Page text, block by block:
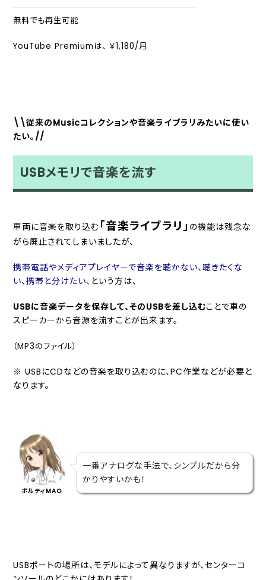
無料でも再生可能
YouTube Premiumは、 ￥1,180/月
\\従来のMusicコレクションや音楽ライブラリみたいに使い
たい。//
USBメモリで音楽を流す
車両に音楽を取り込む 「音楽ライブラリ」 の機能は残念な
がら廃止されてしまいましたが、
携帯電話やメディアプレイヤーで音楽を聴かない、聴きたくな
い、携帯と分けたい、 という方は、
USBに音楽データを保存して、そのUSBを差し込むことで車の
スピーカーから音源を流すことが出来ます。
（MP3のファイル）
※ USBにCDなどの音楽を取り込むのに、PC作業などが必要と
なります。
ポルティMAO
一番アナログな手法で、シンプルだから分
かりやすいかも！
USBポートの場所は、モデルによって異なりますが、センターコ